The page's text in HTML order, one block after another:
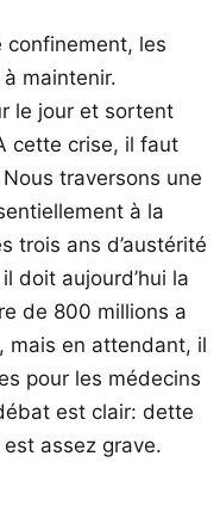
confinement, les
maintenir.
le jour et sortent
cette crise, il faut
traversons une
à la
trois ans d’austérité
doit aujourd’hui la
de 800 millions a
mais en attendant, il
pour les médecins
est clair: dette
assez grave.